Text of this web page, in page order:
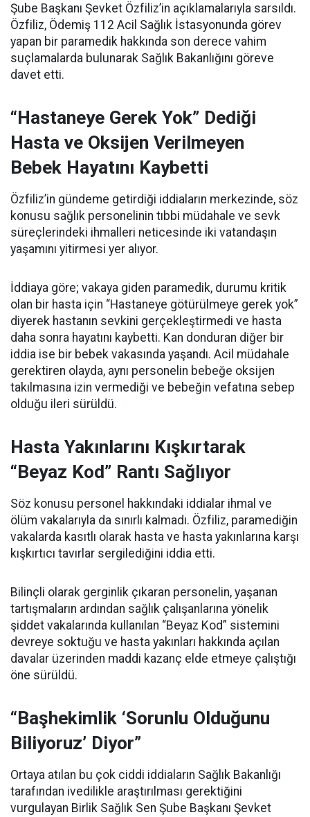
Şube Başkanı Şevket Özfiliz’in açıklamalarıyla sarsıldı.
Özfiliz, Ödemiş 112 Acil Sağlık İstasyonunda görev
yapan bir paramedik hakkında son derece vahim
suçlamalarda bulunarak Sağlık Bakanlığını göreve
davet etti.
“Hastaneye Gerek Yok” Dediği
Hasta ve Oksijen Verilmeyen
Bebek Hayatını Kaybetti
Özfiliz’in gündeme getirdiği iddiaların merkezinde, söz
konusu sağlık personelinin tıbbi müdahale ve sevk
süreçlerindeki ihmalleri neticesinde iki vatandaşın
yaşamını yitirmesi yer alıyor.
İddiaya göre; vakaya giden paramedik, durumu kritik
olan bir hasta için “Hastaneye götürülmeye gerek yok”
diyerek hastanın sevkini gerçekleştirmedi ve hasta
daha sonra hayatını kaybetti. Kan donduran diğer bir
iddia ise bir bebek vakasında yaşandı. Acil müdahale
gerektiren olayda, aynı personelin bebeğe oksijen
takılmasına izin vermediği ve bebeğin vefatına sebep
olduğu ileri sürüldü.
Hasta Yakınlarını Kışkırtarak
“Beyaz Kod” Rantı Sağlıyor
Söz konusu personel hakkındaki iddialar ihmal ve
ölüm vakalarıyla da sınırlı kalmadı. Özfiliz, paramediğin
vakalarda kasıtlı olarak hasta ve hasta yakınlarına karşı
kışkırtıcı tavırlar sergilediğini iddia etti.
Bilinçli olarak gerginlik çıkaran personelin, yaşanan
tartışmaların ardından sağlık çalışanlarına yönelik
şiddet vakalarında kullanılan “Beyaz Kod” sistemini
devreye soktuğu ve hasta yakınları hakkında açılan
davalar üzerinden maddi kazanç elde etmeye çalıştığı
öne sürüldü.
“Başhekimlik ‘Sorunlu Olduğunu
Biliyoruz’ Diyor”
Ortaya atılan bu çok ciddi iddiaların Sağlık Bakanlığı
tarafından ivedilikle araştırılması gerektiğini
vurgulayan Birlik Sağlık Sen Şube Başkanı Şevket